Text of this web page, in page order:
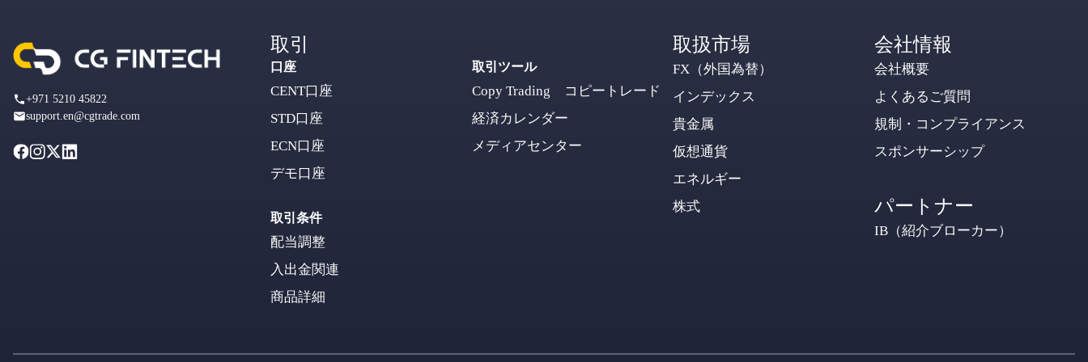
+971 5210 45822
support.en@cgtrade.com
取引
口座
CENT口座
STD口座
ECN口座
デモ口座
取引条件
配当調整
入出金関連
商品詳細
取引ツール
Copy Trading コピートレード
経済カレンダー
メディアセンター
取扱市場
FX（外国為替）
インデックス
貴金属
仮想通貨
エネルギー
株式
会社情報
会社概要
よくあるご質問
規制・コンプライアンス
スポンサーシップ
パートナー
IB（紹介ブローカー）